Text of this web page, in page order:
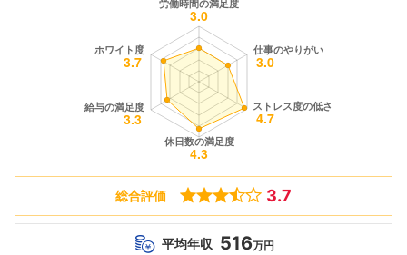
総合評価 3.7
平均年収 516万円